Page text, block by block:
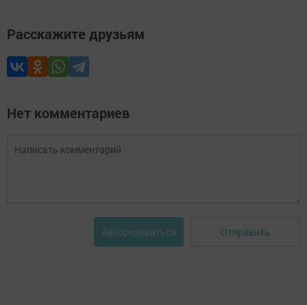
Расскажите друзьям
Нет комментариев
Авторизоваться Отправить